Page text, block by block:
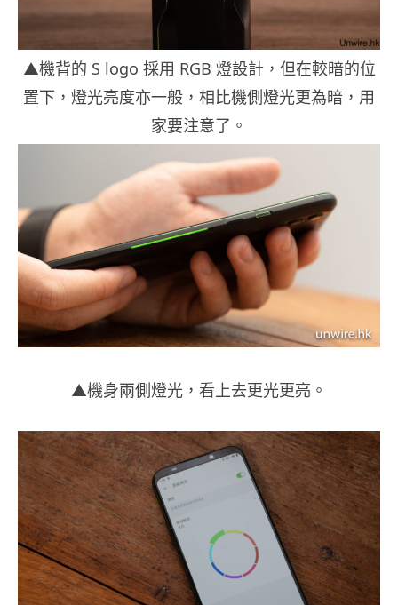
▲機背的 S logo 採用 RGB 燈設計，但在較暗的位
置下，燈光亮度亦一般，相比機側燈光更為暗，用
家要注意了。
▲機身兩側燈光，看上去更光更亮。